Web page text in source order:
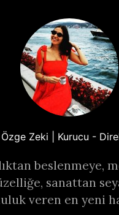
Özge Zeki | Kurucu -
beslenmeye,
sanattan
veren en yeni